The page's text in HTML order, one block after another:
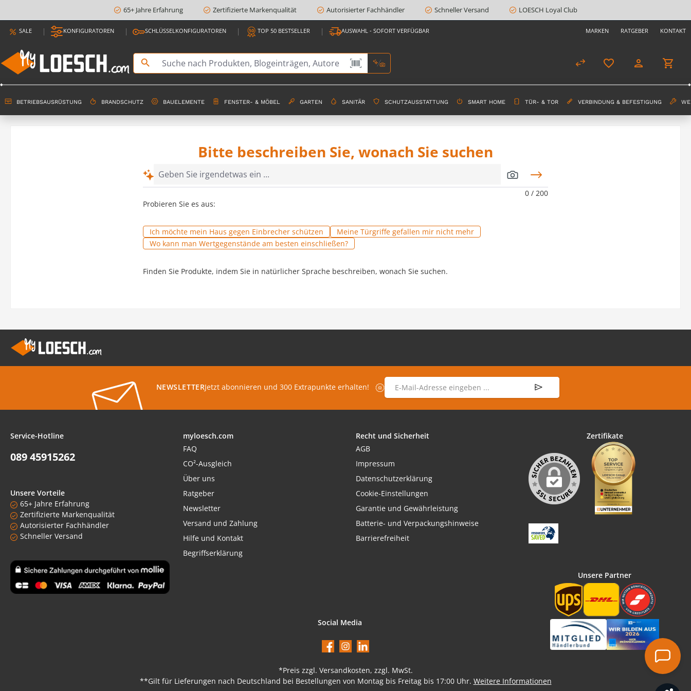
Zur Hauptnavigation springen
65+ Jahre Erfahrung Zertifizierte Markenqualität Autorisierter Fachhändler Schneller Versand LOESCH Loyal Club
SALE KONFIGURATOREN SCHLÜSSELKONFIGURATOREN TOP 50 BESTSELLER AUSWAHL - SOFORT VERFÜGBAR MARKEN RATGEBER KONTAKT
BETRIEBSAUSRÜSTUNG BRANDSCHUTZ BAUELEMENTE FENSTER- & MÖBEL GARTEN SANITÄR SCHUTZAUSSTATTUNG SMART HOME TÜR- & TOR VERBINDUNG & BEFESTIGUNG
Bitte beschreiben Sie, wonach Sie suchen
0 / 200
Probieren Sie es aus:
Ich möchte mein Haus gegen Einbrecher schützen
Meine Türgriffe gefallen mir nicht mehr
Wo kann man Wertgegenstände am besten einschließen?
Finden Sie Produkte, indem Sie in natürlicher Sprache beschreiben, wonach Sie suchen.
NEWSLETTERJetzt abonnieren und 300 Extrapunkte erhalten!
E-Mail-Adresse
Service-Hotline
089 45915262
Unsere Vorteile
65+ Jahre Erfahrung
Zertifizierte Markenqualität
Autorisierter Fachhändler
Schneller Versand
myloesch.com
FAQ
CO²-Ausgleich
Über uns
Ratgeber
Newsletter
Versand und Zahlung
Hilfe und Kontakt
Begriffserklärung
Recht und Sicherheit
AGB
Impressum
Datenschutzerklärung
Cookie-Einstellungen
Garantie und Gewährleistung
Batterie- und Verpackungshinweise
Barrierefreiheit
Zertifikate
Unsere Partner
Social Media
FacebookInstagram
LinkedIn
*Preis zzgl. Versandkosten, zzgl. MwSt.
**Gilt für Lieferungen nach Deutschland bei Bestellungen von Montag bis Freitag bis 17:00 Uhr. Weitere Informationen